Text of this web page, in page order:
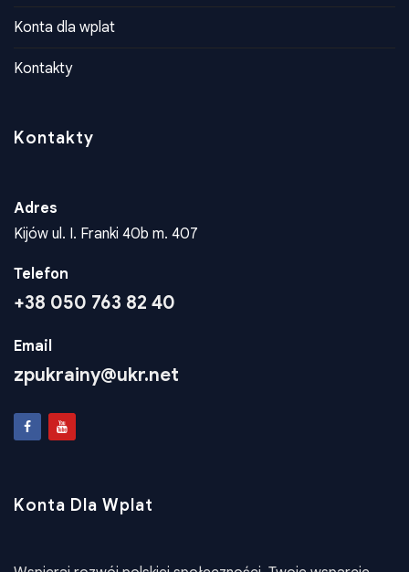
Konta dla wplat
Kontakty
Kontakty
Adres
Kijów ul. I. Franki 40b m. 407
Telefon
+38 050 763 82 40
Email
zpukrainy@ukr.net
Konta Dla Wplat